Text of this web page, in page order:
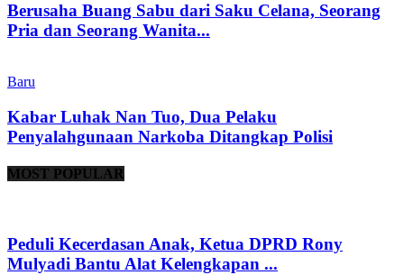
Berusaha Buang Sabu dari Saku Celana, Seorang
Pria dan Seorang Wanita...
Baru
Kabar Luhak Nan Tuo, Dua Pelaku
Penyalahgunaan Narkoba Ditangkap Polisi
MOST POPULAR
Peduli Kecerdasan Anak, Ketua DPRD Rony
Mulyadi Bantu Alat Kelengkapan ...